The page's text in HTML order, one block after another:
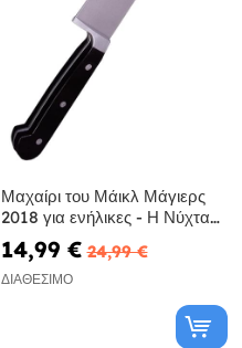
Μαχαίρι του Μάικλ Μάγιερς
2018 για ενήλικες - Η Νύχτα
με τις Μάσκες 2018
14,99 € 24,99 €
ΔΙΑΘΈΣΙΜΟ